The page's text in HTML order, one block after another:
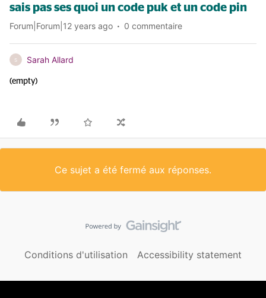
sais pas ses quoi un code puk et un code pin
Forum|Forum|12 years ago 0 commentaire
S Sarah Allard
(empty)
Ce sujet a été fermé aux réponses.
Conditions d'utilisation Accessibility statement